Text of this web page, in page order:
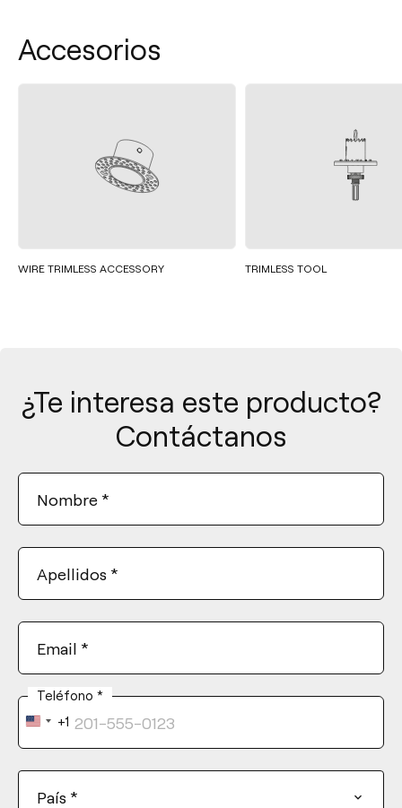
Accesorios
WIRE TRIMLESS ACCESSORY TRIMLESS TOOL
¿Te interesa este producto?
Contáctanos
Nombre *
Apellidos *
Email *
Teléfono *
United
States
+1
País *